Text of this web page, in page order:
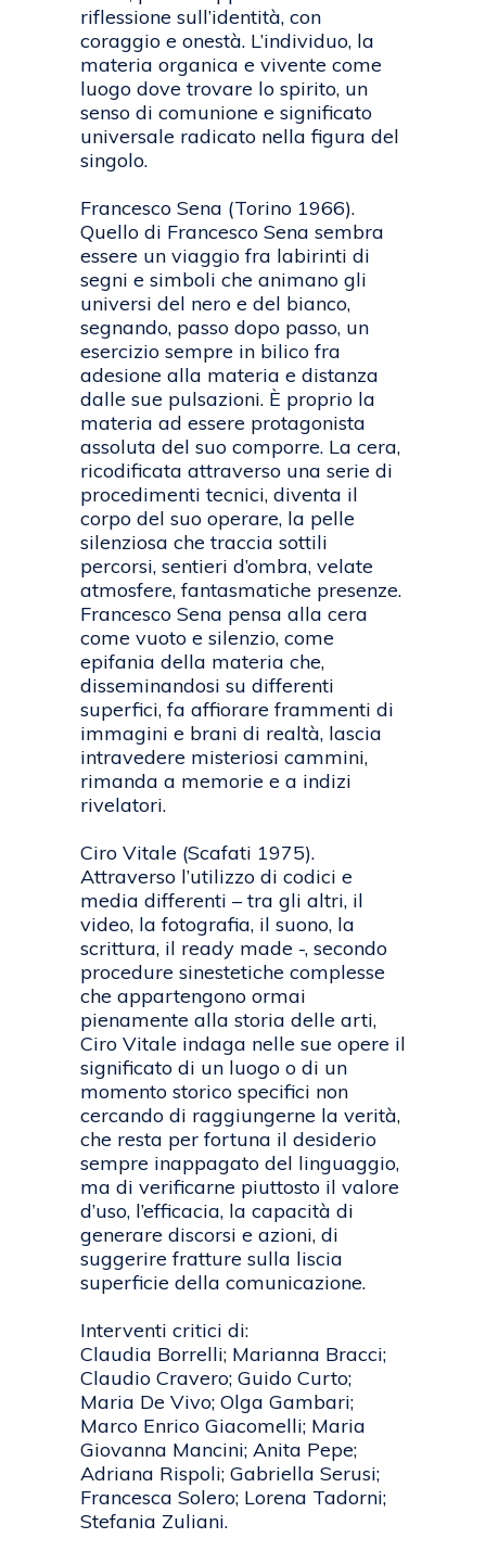
riflessione sull’identità, con
coraggio e onestà. L’individuo, la
materia organica e vivente come
luogo dove trovare lo spirito, un
senso di comunione e significato
universale radicato nella figura del
singolo.
Francesco Sena (Torino 1966).
Quello di Francesco Sena sembra
essere un viaggio fra labirinti di
segni e simboli che animano gli
universi del nero e del bianco,
segnando, passo dopo passo, un
esercizio sempre in bilico fra
adesione alla materia e distanza
dalle sue pulsazioni. È proprio la
materia ad essere protagonista
assoluta del suo comporre. La cera,
ricodificata attraverso una serie di
procedimenti tecnici, diventa il
corpo del suo operare, la pelle
silenziosa che traccia sottili
percorsi, sentieri d’ombra, velate
atmosfere, fantasmatiche presenze.
Francesco Sena pensa alla cera
come vuoto e silenzio, come
epifania della materia che,
disseminandosi su differenti
superfici, fa affiorare frammenti di
immagini e brani di realtà, lascia
intravedere misteriosi cammini,
rimanda a memorie e a indizi
rivelatori.
Ciro Vitale (Scafati 1975).
Attraverso l’utilizzo di codici e
media differenti – tra gli altri, il
video, la fotografia, il suono, la
scrittura, il ready made -, secondo
procedure sinestetiche complesse
che appartengono ormai
pienamente alla storia delle arti,
Ciro Vitale indaga nelle sue opere il
significato di un luogo o di un
momento storico specifici non
cercando di raggiungerne la verità,
che resta per fortuna il desiderio
sempre inappagato del linguaggio,
ma di verificarne piuttosto il valore
d’uso, l’efficacia, la capacità di
generare discorsi e azioni, di
suggerire fratture sulla liscia
superficie della comunicazione.
Interventi critici di:
Claudia Borrelli; Marianna Bracci;
Claudio Cravero; Guido Curto;
Maria De Vivo; Olga Gambari;
Marco Enrico Giacomelli; Maria
Giovanna Mancini; Anita Pepe;
Adriana Rispoli; Gabriella Serusi;
Francesca Solero; Lorena Tadorni;
Stefania Zuliani.